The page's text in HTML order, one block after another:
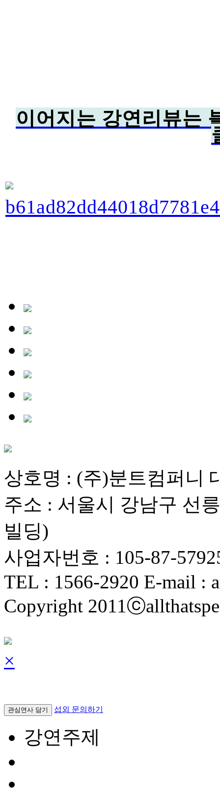
이어지는 강연리뷰는
상호명 : (주)분트컴퍼니
주소 : 서울시 강남구 선
빌딩)
사업자번호 : 105-87-
TEL : 1566-2920 E-mail :
Copyright
×
관심연사 담기 섭외 문의하기
강연주제